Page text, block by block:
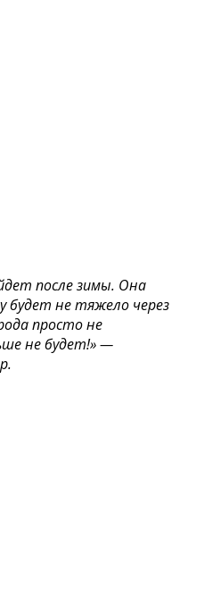
после зимы. Она
будет не тяжело через
просто не
не будет!» —